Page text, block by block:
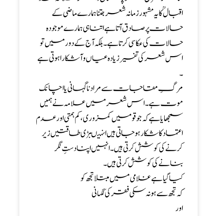
اقبالؒ کا یہ مشہور زمانہ شعر جتنا ہمارے ماضی کے
حالات پر صادق آتا ہے اتنا ہی ہمارے موجودہ
حالات کی عکاسی کرتا ہے ۔بلکہ آج کے دور میں تو
اس شعر کی تفسیر زیادہ عیاں و آشکارا ہوتی ہے
۔
مرگِ مقاجات سے مراد نا گہانی یا اچانک
موت ہے ۔ اس شعر میں علامہ نے ہمیں
سمجھایا ہے کہ جوقومیں کمزوری ، کم ہمتی اور عدم
اعتماد کا شکار ہو جاتی ہیں انہیںبڑی طاقتیں زیر
کرنے کی کوشش کرتی ہیں ۔انہیں اپنا دستِ نگر
بنانے کی کوشش کرتی ہیں۔
کیا گیا ہے غلامی میں مبتلا تجھ کو
کہ تجھ سے ہو نہ سکی فقر کی نگہانی
اور